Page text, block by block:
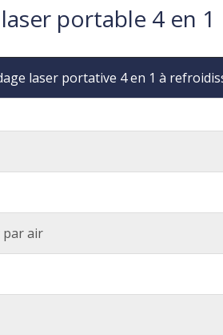
portable 4 en 1
laser portative 4 en 1 à
par air